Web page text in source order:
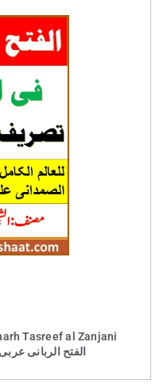
Tasreef al Zanjani
الفتح الربانی